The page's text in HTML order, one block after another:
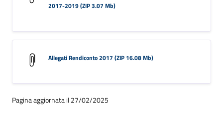
2017-2019 (ZIP 3.07 Mb)
Allegati Rendiconto 2017 (ZIP 16.08 Mb)
Pagina aggiornata il 27/02/2025